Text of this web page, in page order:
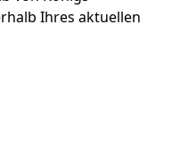
Ihres aktuellen